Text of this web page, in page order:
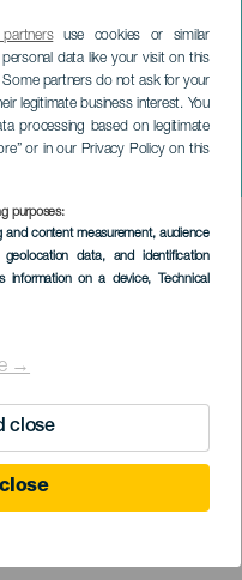
use cookies or similar
data like your visit on this
partners do not ask for your
legitimate business interest. You
processing based on legitimate
or in our Privacy Policy on this
purposes:
and content measurement, audience
data, and identification
information on a device, Technical
→
close
Shaun, o